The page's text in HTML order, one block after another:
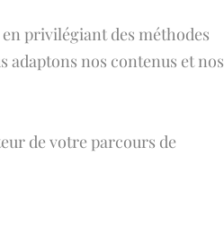
privilégiant des méthodes
adaptons nos contenus et nos
de votre parcours de